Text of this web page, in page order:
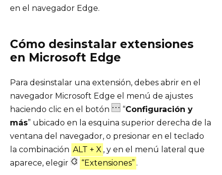
en el navegador Edge.
Cómo desinstalar extensiones
en Microsoft Edge
Para desinstalar una extensión, debes abrir en el
navegador Microsoft Edge el menú de ajustes
haciendo clic en el botón
“Configuración y
más” ubicado en la esquina superior derecha de la
ventana del navegador, o presionar en el teclado
la combinación ALT + X , y en el menú lateral que
aparece, elegir
“Extensiones” .